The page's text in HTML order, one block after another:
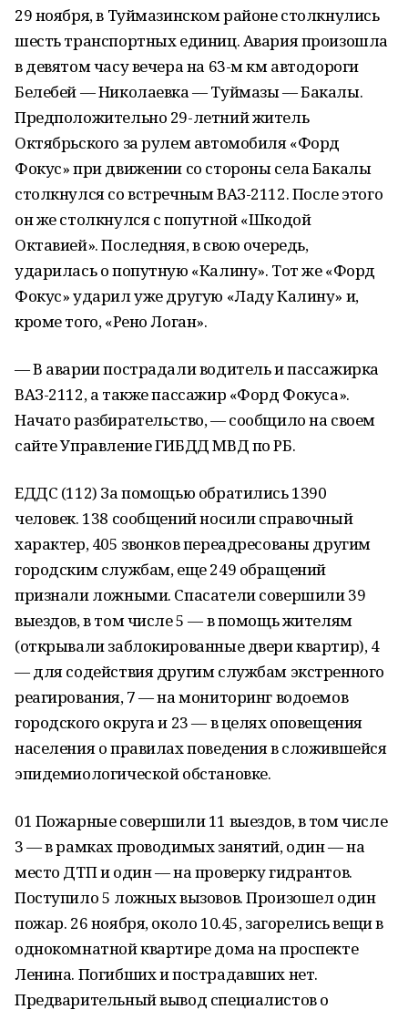
29 ноября, в Туймазинском районе столкнулись
шесть транспортных единиц. Авария произошла
в девятом часу вечера на 63-м км автодороги
Белебей — Николаевка — Туймазы — Бакалы.
Предположительно 29-летний житель
Октябрьского за рулем автомобиля «Форд
Фокус» при движении со стороны села Бакалы
столкнулся со встречным ВАЗ-2112. После этого
он же столкнулся с попутной «Шкодой
Октавией». Последняя, в свою очередь,
ударилась о попутную «Калину». Тот же «Форд
Фокус» ударил уже другую «Ладу Калину» и,
кроме того, «Рено Логан».
— В аварии пострадали водитель и пассажирка
ВАЗ-2112, а также пассажир «Форд Фокуса».
Начато разбирательство, — сообщило на своем
сайте Управление ГИБДД МВД по РБ.
ЕДДС (112) За помощью обратились 1390
человек. 138 сообщений носили справочный
характер, 405 звонков переадресованы другим
городским службам, еще 249 обращений
признали ложными. Спасатели совершили 39
выездов, в том числе 5 — в помощь жителям
(открывали заблокированные двери квартир), 4
— для содействия другим службам экстренного
реагирования, 7 — на мониторинг водоемов
городского округа и 23 — в целях оповещения
населения о правилах поведения в сложившейся
эпидемиологической обстановке.
01 Пожарные совершили 11 выездов, в том числе
3 — в рамках проводимых занятий, один — на
место ДТП и один — на проверку гидрантов.
Поступило 5 ложных вызовов. Произошел один
пожар. 26 ноября, около 10.45, загорелись вещи в
однокомнатной квартире дома на проспекте
Ленина. Погибших и пострадавших нет.
Предварительный вывод специалистов о